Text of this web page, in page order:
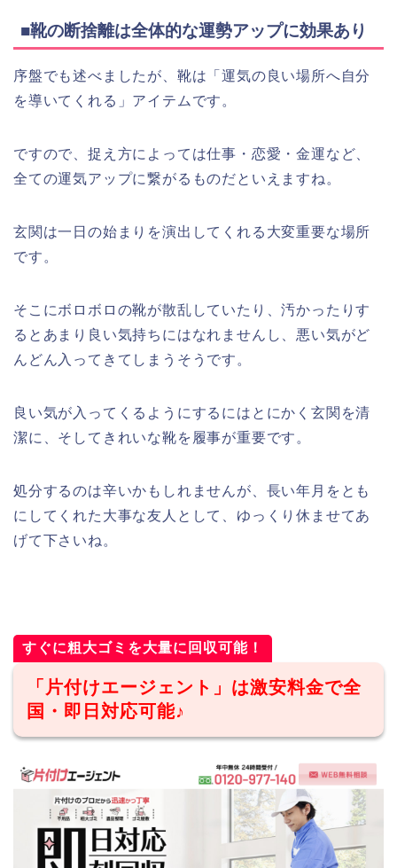
■靴の断捨離は全体的な運勢アップに効果あり
序盤でも述べましたが、靴は「運気の良い場所へ自分
を導いてくれる」アイテムです。
ですので、捉え方によっては仕事・恋愛・金運など、
全ての運気アップに繋がるものだといえますね。
玄関は一日の始まりを演出してくれる大変重要な場所
です。
そこにボロボロの靴が散乱していたり、汚かったりす
るとあまり良い気持ちにはなれませんし、悪い気がど
んどん入ってきてしまうそうです。
良い気が入ってくるようにするにはとにかく玄関を清
潔に、そしてきれいな靴を履事が重要です。
処分するのは辛いかもしれませんが、長い年月をとも
にしてくれた大事な友人として、ゆっくり休ませてあ
げて下さいね。
すぐに粗大ゴミを大量に回収可能！
「片付けエージェント」は激安料金で全
国・即日対応可能♪